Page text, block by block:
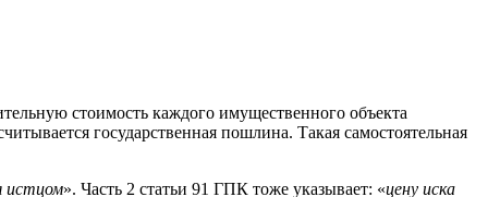
стоимость каждого имущественного объекта
государственная пошлина. Такая самостоятельная
истцом». Часть 2 статьи 91 ГПК тоже указывает: «цену иска